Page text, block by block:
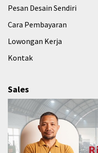
Pesan Desain Sendiri
Cara Pembayaran
Lowongan Kerja
Kontak
Sales